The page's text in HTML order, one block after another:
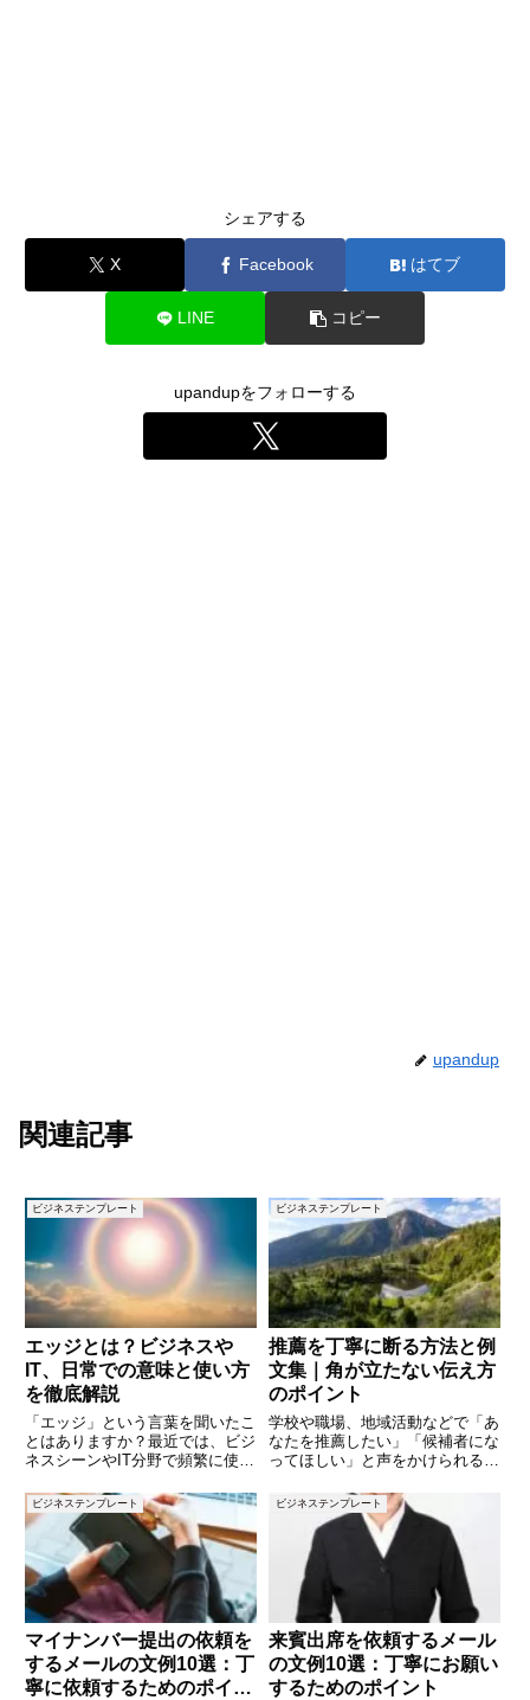
シェアする
X Facebook はてブ
LINE コピー
upandupをフォローする
upandup
関連記事
ビジネステンプレート
エッジとは？ビジネスや
IT、日常での意味と使い方
を徹底解説
「エッジ」という言葉を聞いたこ
とはありますか？最近では、ビジ
ネスシーンやIT分野で頻繁に使わ
文脈によって意味が異なり、正し
く理解するのが難しい言葉でもあ
ります。本記事では、「エッジ」
の基本的な意味から、ビジネス
ビジネステンプレート
推薦を丁寧に断る方法と例
文集｜角が立たない伝え方
のポイント
学校や職場、地域活動などで「あ
なたを推薦したい」「候補者にな
ってほしい」と声をかけられるこ
すが、事情によって受けられない
場合も少なくありません。しか
し、断り方を間違えると「冷たい
人だ」「頼りにならない」と誤解
ビジネステンプレート
マイナンバー提出の依頼を
するメールの文例10選：丁
寧に依頼するためのポイン
ビジネステンプレート
来賓出席を依頼するメール
の文例10選：丁寧にお願い
するためのポイント